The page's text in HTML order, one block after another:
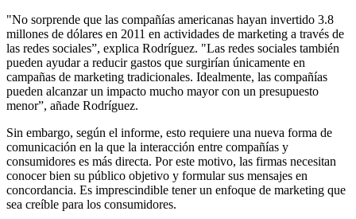
"No sorprende que las compañías americanas hayan invertido 3.8
millones de dólares en 2011 en actividades de marketing a través de
las redes sociales”, explica Rodríguez. "Las redes sociales también
pueden ayudar a reducir gastos que surgirían únicamente en
campañas de marketing tradicionales. Idealmente, las compañías
pueden alcanzar un impacto mucho mayor con un presupuesto
menor”, añade Rodríguez.
Sin embargo, según el informe, esto requiere una nueva forma de
comunicación en la que la interacción entre compañías y
consumidores es más directa. Por este motivo, las firmas necesitan
conocer bien su público objetivo y formular sus mensajes en
concordancia. Es imprescindible tener un enfoque de marketing que
sea creíble para los consumidores.